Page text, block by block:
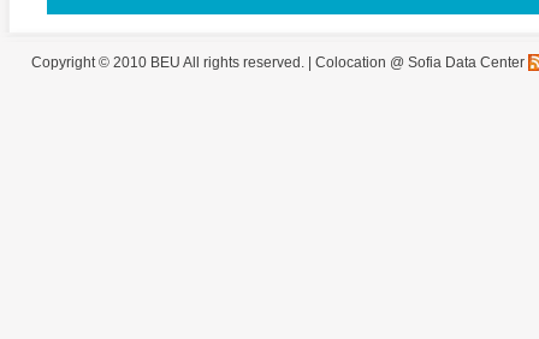
Copyright © 2010 BEU All rights reserved. | Colocation @ Sofia Data Center